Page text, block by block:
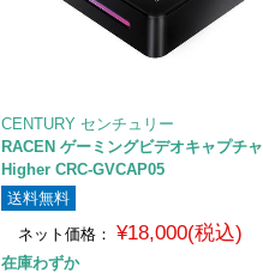
CENTURY センチュリー
RACEN ゲーミングビデオキャプチャ
Higher CRC-GVCAP05
送料無料
ネット価格：
¥18,000(税込)
在庫わずか